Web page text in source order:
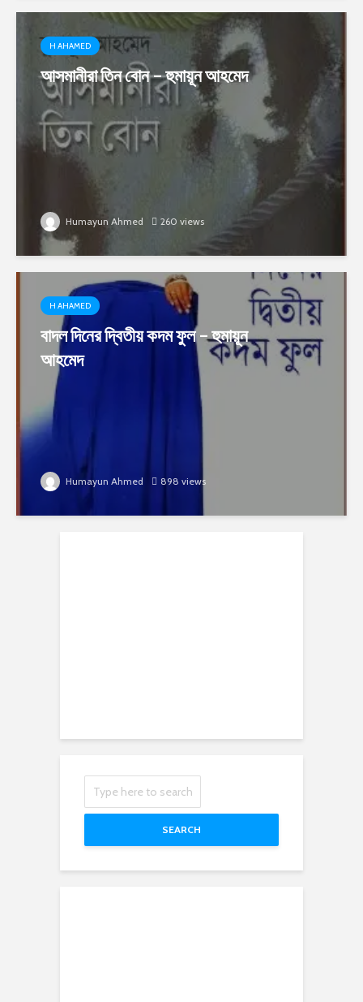
H AHAMED
আসমানীরা তিন বোন – হুমায়ূন আহমেদ
Humayun Ahmed 260 views
H AHAMED
বাদল দিনের দ্বিতীয় কদম ফুল – হুমায়ূন
আহমেদ
Humayun Ahmed 898 views
SEARCH